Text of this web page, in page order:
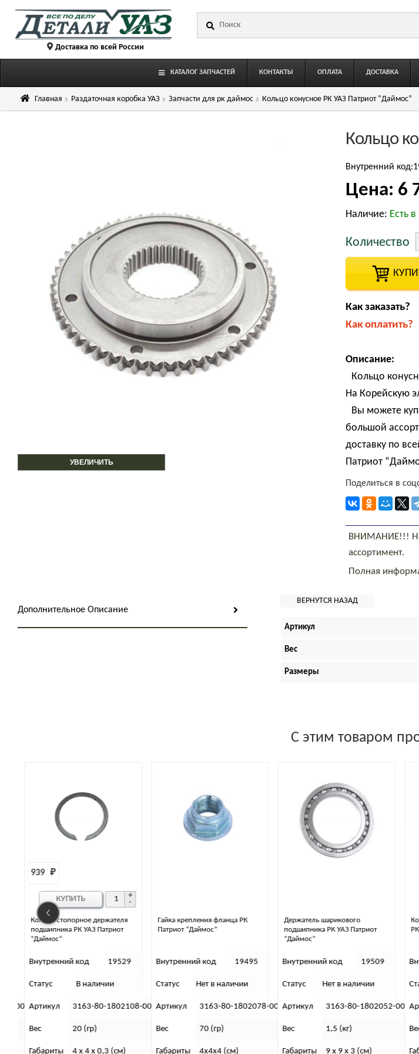
Перейти
Перейти
содержимому Доставка по всей России
КАТАЛОГ ЗАПЧАСТЕЙ КОНТАКТЫ ОПЛАТА ДОСТАВКА
Главная Раздаточная коробка УАЗ Запчасти для рк даймос Кольцо конусное РК УАЗ Патриот “Даймос”
УВЕЛИЧИТЬ
Кольцо
Внутренний
Цена: 6
Наличие: Есть
Количество
Как заказать?
Как оплатить?
Описание:
Кольцо
На Корейскую
Вы можете
большой
доставку по
Патриот
Поделиться в
ВНИМАНИЕ!!!
ассортимент.
Полная
Дополнительное Описание
Артикул
Вес
Размеры
С этим товаром
00
Кольцо стопорное держателя
подшипника РК УАЗ Патриот
“Даймос”
939 ₽
Внутренний код 19529
Статус В наличии
Артикул 3163-80-1802108-00
Вес 20 (гр)
Габариты 4 x 4 x 0,3 (см)
КУПИТЬ
Гайка крепления фланца РК
Патриот “Даймос”
Внутренний код 19495
Статус Нет в наличии
Артикул 3163-80-1802078-00
Вес 70 (гр)
Габариты 4х4х4 (см)
Держатель шарикового
подшипника РК УАЗ Патриот
“Даймос”
Внутренний код 19509
Статус Нет в наличии
Артикул 3163-80-1802052-00
Вес 1,5 (кг)
Габариты 9 x 9 x 3 (см)
Вес